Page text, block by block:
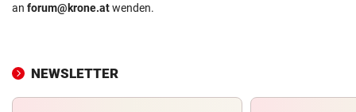
an forum@krone.atwenden.
NEWSLETTER